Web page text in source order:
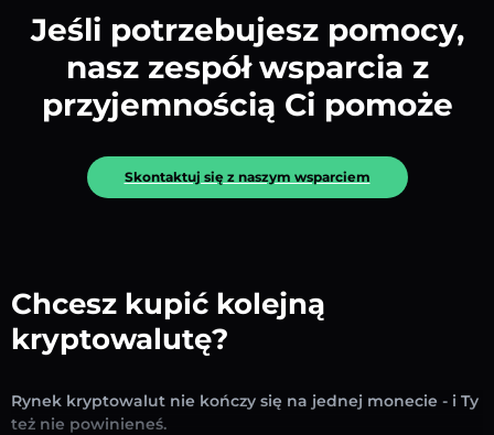
Jeśli potrzebujesz pomocy,
nasz zespół wsparcia z
przyjemnością Ci pomoże
Skontaktuj się z naszym wsparciem
Chcesz kupić kolejną
kryptowalutę?
Rynek kryptowalut nie kończy się na jednej monecie - i Ty
też nie powinieneś.